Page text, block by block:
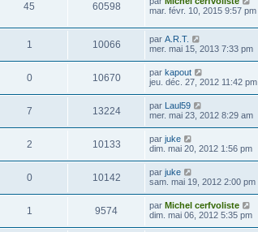
45 60598
mar. févr. 10, 2015 9:57 pm
1 10066 par A.R.T.
mer. mai 15, 2013 7:33 pm
0 10670 par kapout
jeu. déc. 27, 2012 11:42 pm
7 13224 par Laul59
mer. mai 23, 2012 8:29 am
2 10133 par juke
dim. mai 20, 2012 1:56 pm
0 10142 par juke
sam. mai 19, 2012 2:00 pm
1 9574 par Michel cerfvoliste
dim. mai 06, 2012 5:35 pm